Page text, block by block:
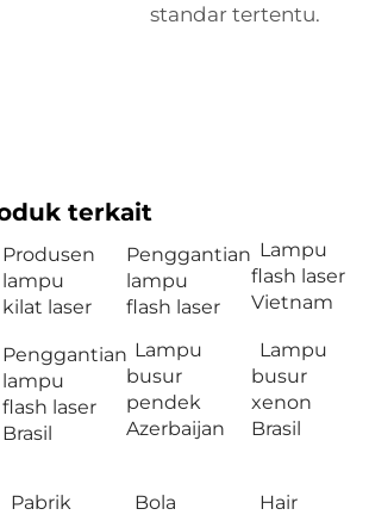
standar tertentu.
terkait
Produsen
lampu
kilat laser
Penggantian
lampu
flash laser
Lampu
flash laser
Vietnam
Penggantian
lampu
flash laser
Brasil
Lampu
busur
pendek
Azerbaijan
Lampu
busur
xenon
Brasil
Pabrik
Bola
Hair